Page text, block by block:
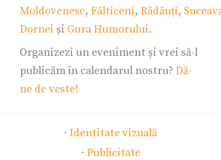
Moldovenesc, Fălticeni, Rădăuți,
Dornei și Gura Humorului.
Organizezi un eveniment și vrei să-l
publicăm în calendarul nostru? Dă-
ne de veste!
· Identitate vizuală
· Publicitate